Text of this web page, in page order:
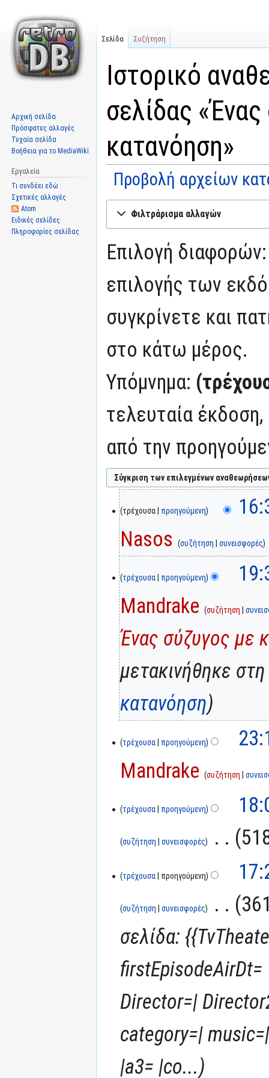
Ιστορικό
σελίδας
κατανόηση»
Προβολή αρχείων
στην
στην
Φιλτράρισμα αλλαγών
Επιλογή
επιλογής των
συγκρίνετε και
στο κάτω μέρος.
Υπόμνημα:
τελευταία έκδοση,
από την
τρέχουσα προηγούμενη
Nasos
συζήτηση συνεισφορές
τρέχουσα προηγούμενη
Mandrake
συζήτηση
Ένας σύζυγος με
μετακινήθηκε
κατανόηση
τρέχουσα προηγούμενη
Mandrake
συζήτηση
τρέχουσα προηγούμενη
συζήτηση συνεισφορές
τρέχουσα προηγούμενη
συζήτηση συνεισφορές
σελίδα:
Director=|
category=|
|a3= |co...
Σελίδα Συζήτηση
Αρχική σελίδα
Πρόσφατες αλλαγές
Τυχαία σελίδα
Βοήθεια για το MediaWiki
Εργαλεία
Τι συνδέει εδώ
Σχετικές αλλαγές
Atom
Ειδικές σελίδες
Πληροφορίες σελίδας